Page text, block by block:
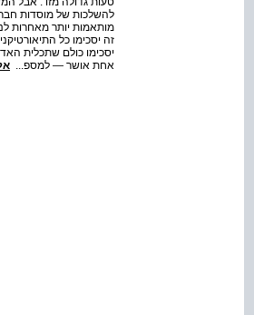
להשלכות של מוסדות
מותאמות יותר מאחרות
זה יסכימו כל
יסכימו כולם שתכלית
אחת אושר — למספ...